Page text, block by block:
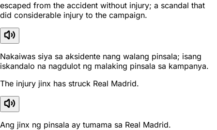
escaped from the accident without injury; a scandal that
did considerable injury to the campaign.
Nakaiwas siya sa aksidente nang walang pinsala; isang
iskandalo na nagdulot ng malaking pinsala sa kampanya.
The injury jinx has struck Real Madrid.
Ang jinx ng pinsala ay tumama sa Real Madrid.